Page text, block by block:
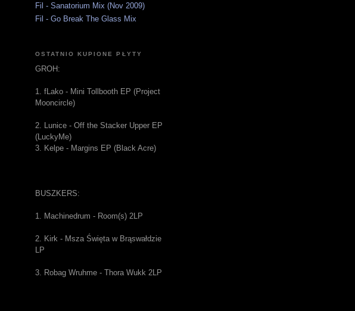
Fil - Sanatorium Mix (Nov 2009)
Fil - Go Break The Glass Mix
OSTATNIO KUPIONE PŁYTY
GROH:
1. fLako - Mini Tollbooth EP (Project
Mooncircle)
2. Lunice - Off the Stacker Upper EP
(LuckyMe)
3. Kelpe - Margins EP (Black Acre)
BUSZKERS:
1. Machinedrum - Room(s) 2LP
2. Kirk - Msza Święta w Brąswałdzie
LP
3. Robag Wruhme - Thora Wukk 2LP